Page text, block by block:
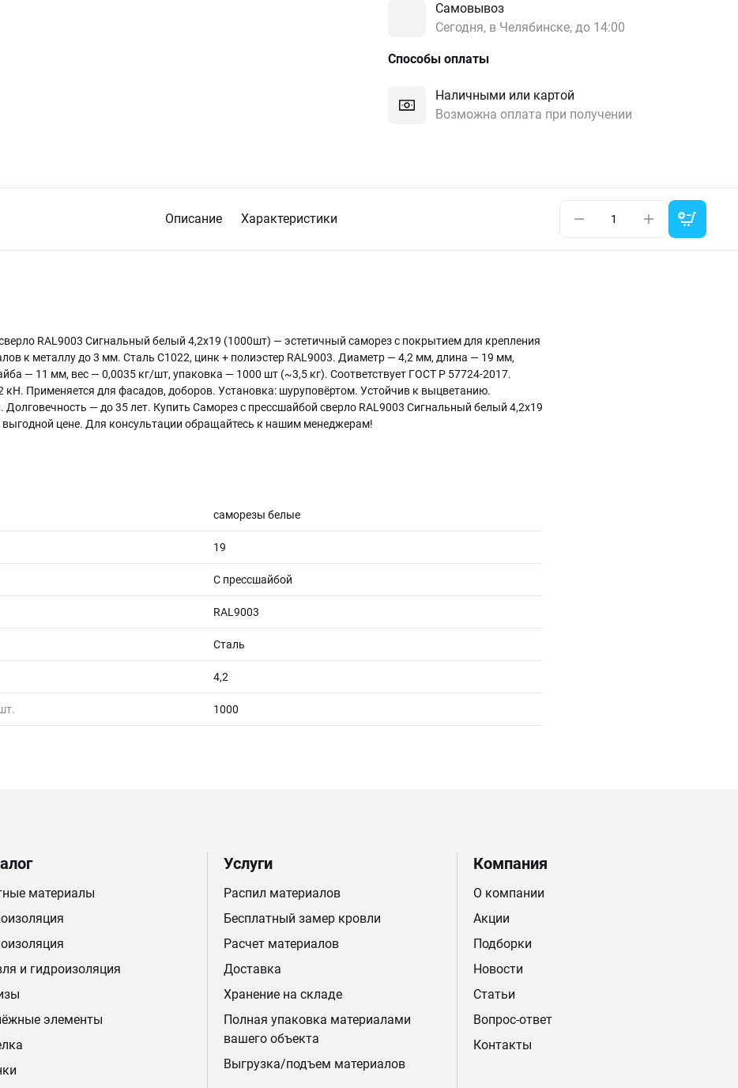
Самовывоз
Сегодня, в Челябинске, до 14:00
Способы оплаты
Наличными или картой
Возможна оплата при получении
Описание Характеристики
RAL9003 Сигнальный белый 4,2х19 (1000шт) — эстетичный саморез с покрытием для крепления
к металлу до 3 мм. Сталь C1022, цинк + полиэстер RAL9003. Диаметр — 4,2 мм, длина — 19 мм,
— 11 мм, вес — 0,0035 кг/шт, упаковка — 1000 шт (~3,5 кг). Соответствует ГОСТ Р 57724-2017.
кН. Применяется для фасадов, доборов. Установка: шуруповёртом. Устойчив к выцветанию.
Долговечность — до 35 лет. Купить Саморез с прессшайбой сверло RAL9003 Сигнальный белый 4,2х19
цене. Для консультации обращайтесь к нашим менеджерам!
саморезы белые
19
С прессшайбой
RAL9003
Сталь
4,2
1000
материалы
и гидроизоляция
элементы
Услуги
Распил материалов
Бесплатный замер кровли
Расчет материалов
Доставка
Хранение на складе
Полная упаковка материалами
вашего объекта
Выгрузка/подъем материалов
Компания
О компании
Акции
Подборки
Новости
Статьи
Вопрос-ответ
Контакты